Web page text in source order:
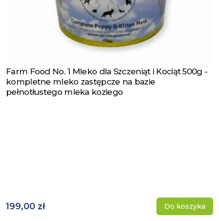
Zobacz produkt
Farm Food No. 1 Mleko dla Szczeniąt i Kociąt 500g -
kompletne mleko zastępcze na bazie
pełnotłustego mleka koziego
199,00 zł Do koszyka